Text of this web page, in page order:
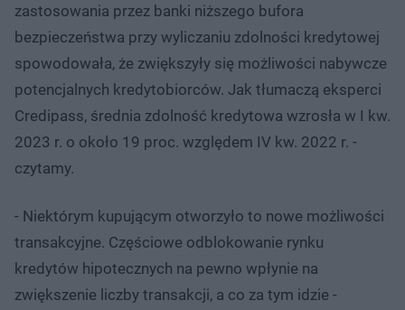
zastosowania przez banki niższego bufora
bezpieczeństwa przy wyliczaniu zdolności kredytowej
spowodowała, że zwiększyły się możliwości nabywcze
potencjalnych kredytobiorców. Jak tłumaczą eksperci
Credipass, średnia zdolność kredytowa wzrosła w I kw.
2023 r. o około 19 proc. względem IV kw. 2022 r. -
czytamy.
- Niektórym kupującym otworzyło to nowe możliwości
transakcyjne. Częściowe odblokowanie rynku
kredytów hipotecznych na pewno wpłynie na
zwiększenie liczby transakcji, a co za tym idzie -